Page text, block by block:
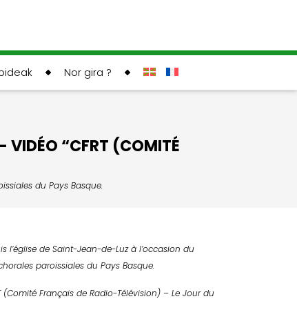
Nor gira ?
VIDÉO “CFRT (COMITÉ
du Pays Basque.
l’église de Saint-Jean-de-Luz à l’occasion du
paroissiales du Pays Basque.
(Comité Français de Radio-Télévision) – Le Jour du